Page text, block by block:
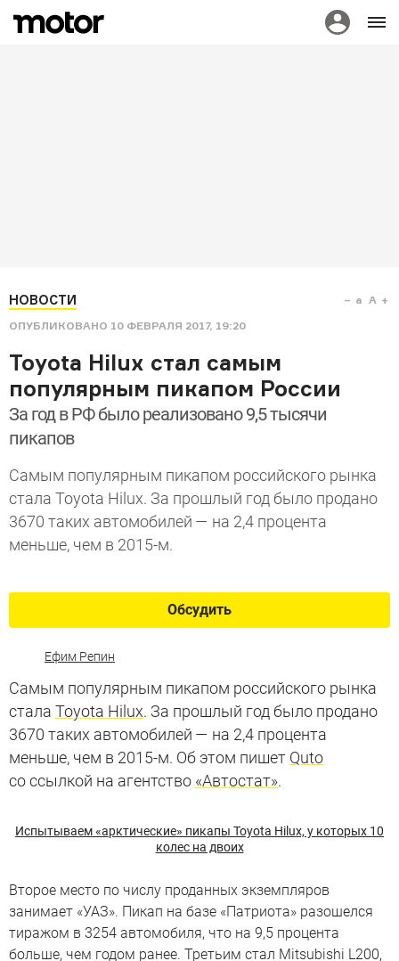
НОВОСТИ
ОПУБЛИКОВАНО 10 ФЕВРАЛЯ 2017, 19:20
a A
Toyota Hilux стал самым
популярным пикапом России
За год в РФ было реализовано 9,5 тысячи
пикапов
Cамым популярным пикапом российского рынка
стала Toyota Hilux. За прошлый год было продано
3670 таких автомобилей — на 2,4 процента
меньше, чем в 2015-м.
Обсудить
Ефим Репин
Cамым популярным пикапом российского рынка
стала Toyota Hilux. За прошлый год было продано
3670 таких автомобилей — на 2,4 процента
меньше, чем в 2015-м. Об этом пишет Quto
со ссылкой на агентство «Автостат».
Испытываем «арктические» пикапы Toyota Hilux, у которых 10
колес на двоих
Второе место по числу проданных экземпляров
занимает «УАЗ». Пикап на базе «Патриота» разошелся
тиражом в 3254 автомобиля, что на 9,5 процента
больше, чем годом ранее. Третьим стал Mitsubishi L200,